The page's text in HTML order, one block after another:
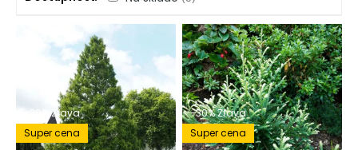
-30% Zľava
Super cena
-30% Zľava
Super cena